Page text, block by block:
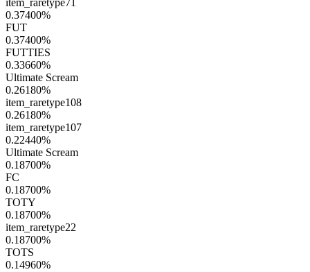
0.37400%
FUT
0.37400%
FUTTIES
0.33660%
Ultimate Scream
0.26180%
item_raretype108
0.26180%
item_raretype107
0.22440%
Ultimate Scream
0.18700%
FC
0.18700%
TOTY
0.18700%
item_raretype22
0.18700%
TOTS
0.14960%